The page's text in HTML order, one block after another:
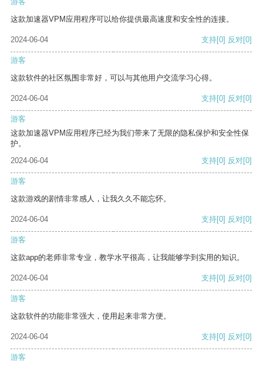
这款加速器VPM应用程序可以给你提供最高速度和安全性的连接。
2024-06-04 支持[0] 反对[0]
游客
这款软件的社区氛围非常好，可以与其他用户交流学习心得。
2024-06-04 支持[0] 反对[0]
游客
这款加速器VPM应用程序已经为我们带来了无限的隐私保护和安全性保
护。
2024-06-04
支持[0] 反对[0]
游客
这款游戏的剧情非常感人，让我久久不能忘怀。
2024-06-04 支持[0] 反对[0]
游客
这款app的老师非常专业，教学水平很高，让我能够学到实用的知识。
2024-06-04 支持[0] 反对[0]
游客
这款软件的功能非常强大，使用起来非常方便。
2024-06-04 支持[0] 反对[0]
游客